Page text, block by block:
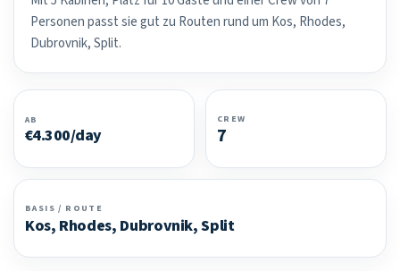
Personen passt sie gut zu Routen rund um Kos, Rhodes,
Dubrovnik, Split.
AB
€4.300/day
CREW
7
BASIS / ROUTE
Kos, Rhodes, Dubrovnik, Split